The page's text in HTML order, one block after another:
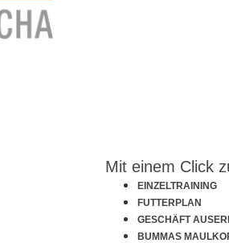
Mit einem Click
EINZELTRAINING
FUTTERPLAN
GESCHÄFT
BUMMAS